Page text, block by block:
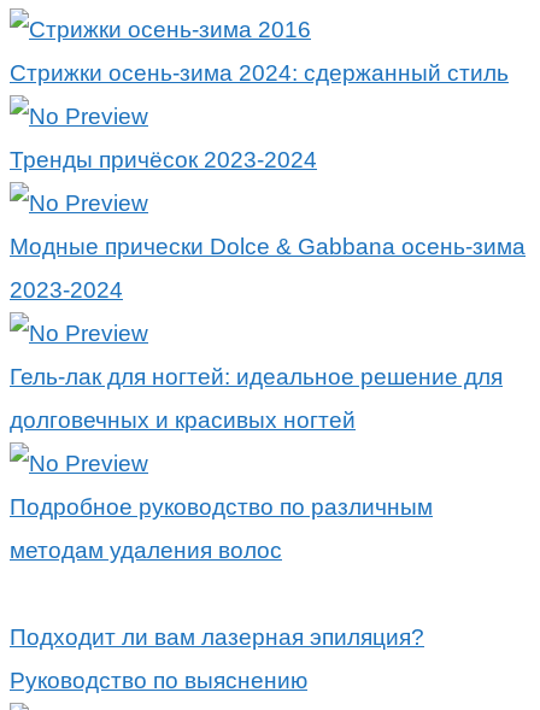
Стрижки осень-зима 2024: сдержанный стиль
Тренды причёсок 2023-2024
Модные прически Dolce & Gabbana осень-зима
2023-2024
Гель-лак для ногтей: идеальное решение для
долговечных и красивых ногтей
Подробное руководство по различным
методам удаления волос
Подходит ли вам лазерная эпиляция?
Руководство по выяснению